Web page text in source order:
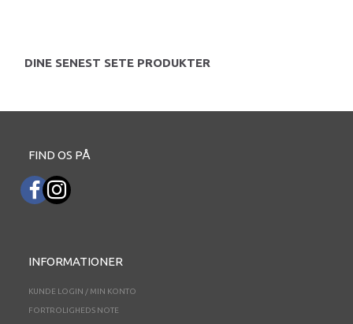
DINE SENEST SETE PRODUKTER
FIND OS PÅ
INFORMATIONER
KUNDE LOGIN / MIN KONTO
FORTROLIGHEDS NOTE